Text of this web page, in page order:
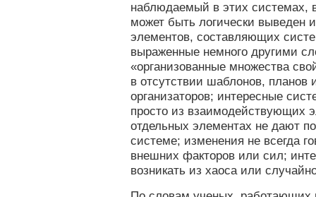
наблюдаемый в этих системах,
может быть логически выведен
элементов, составляющих
выраженные немного другими
«организованные множества
в отсутствии шаблонов, планов
организаторов; интересные
просто из взаимодействующих
отдельных элементах не дают
системе; изменения не всегда
внешних факторов или сил;
возникать из хаоса или